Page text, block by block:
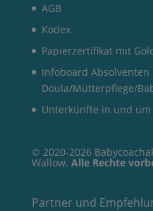
AGB
Kodex
Papierzertifikat mit
Infoboard Absolventen
Doula/Mütterpflege/
Unterkünfte in und
© 2020-2026
Wallow. Alle Rechte
Partner und